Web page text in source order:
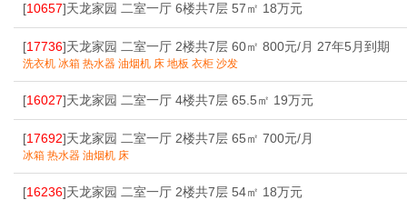
[10657]天龙家园 二室一厅 6楼共7层 57㎡ 18万元
[17736]天龙家园 二室一厅 2楼共7层 60㎡ 800元/月 27年5月到期
洗衣机 冰箱 热水器 油烟机 床 地板 衣柜 沙发
[16027]天龙家园 二室一厅 4楼共7层 65.5㎡ 19万元
[17692]天龙家园 二室一厅 2楼共7层 65㎡ 700元/月
冰箱 热水器 油烟机 床
[16236]天龙家园 二室一厅 2楼共7层 54㎡ 18万元